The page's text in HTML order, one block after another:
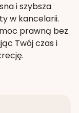
i szybsza
w kancelarii.
prawną bez
Twój czas i